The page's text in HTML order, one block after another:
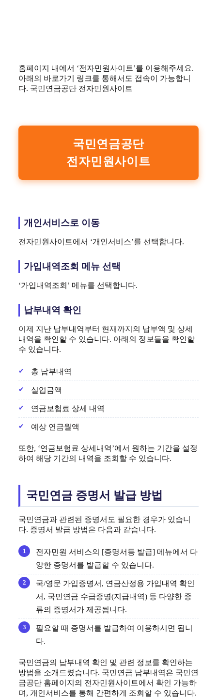
홈페이지 내에서 ‘전자민원사이트’를 이용해주세요.
아래의 바로가기 링크를 통해서도 접속이 가능합니
다. 국민연금공단 전자민원사이트
국민연금공단
전자민원사이트
개인서비스로 이동
전자민원사이트에서 ‘개인서비스’를 선택합니다.
가입내역조회 메뉴 선택
‘가입내역조회’ 메뉴를 선택합니다.
납부내역 확인
이제 지난 납부내역부터 현재까지의 납부액 및 상세
내역을 확인할 수 있습니다. 아래의 정보들을 확인할
수 있습니다.
총 납부내역
실업금액
연금보험료 상세 내역
예상 연금월액
또한, ‘연금보험료 상세내역’에서 원하는 기간을 설정
하여 해당 기간의 내역을 조회할 수 있습니다.
국민연금 증명서 발급 방법
국민연금과 관련된 증명서도 필요한 경우가 있습니
다. 증명서 발급 방법은 다음과 같습니다.
전자민원 서비스의 [증명서등 발급] 메뉴에서 다
양한 증명서를 발급할 수 있습니다.
국/영문 가입증명서, 연금산정용 가입내역 확인
서, 국민연금 수급증명(지급내역) 등 다양한 종
류의 증명서가 제공됩니다.
필요할 때 증명서를 발급하여 이용하시면 됩니
다.
국민연금의 납부내역 확인 및 관련 정보를 확인하는
방법을 소개드렸습니다. 국민연금 납부내역은 국민연
금공단 홈페이지의 전자민원사이트에서 확인 가능하
며, 개인서비스를 통해 간편하게 조회할 수 있습니다.